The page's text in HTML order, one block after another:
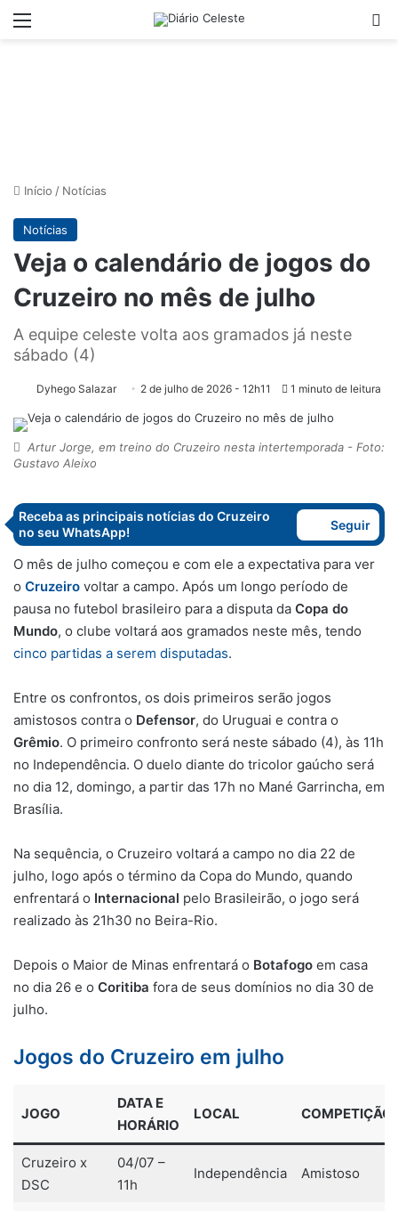
Menu
Início / Notícias
Notícias
Veja o calendário de jogos do
Cruzeiro no mês de julho
A equipe celeste volta aos gramados já neste
sábado (4)
Dyhego Salazar 2 de julho de 2026 - 12h11 1 minuto de leitura
Artur Jorge, em treino do Cruzeiro nesta intertemporada - Foto:
Gustavo Aleixo
Receba as principais notícias do Cruzeiro
no seu WhatsApp!
Seguir
O mês de julho começou e com ele a expectativa para ver
o Cruzeiro voltar a campo. Após um longo período de
pausa no futebol brasileiro para a disputa da Copa do
Mundo, o clube voltará aos gramados neste mês, tendo
cinco partidas a serem disputadas.
Entre os confrontos, os dois primeiros serão jogos
amistosos contra o Defensor, do Uruguai e contra o
Grêmio. O primeiro confronto será neste sábado (4), às 11h
no Independência. O duelo diante do tricolor gaúcho será
no dia 12, domingo, a partir das 17h no Mané Garrincha, em
Brasília.
Na sequência, o Cruzeiro voltará a campo no dia 22 de
julho, logo após o término da Copa do Mundo, quando
enfrentará o Internacional pelo Brasileirão, o jogo será
realizado às 21h30 no Beira-Rio.
Depois o Maior de Minas enfrentará o Botafogo em casa
no dia 26 e o Coritiba fora de seus domínios no dia 30 de
julho.
Jogos do Cruzeiro em julho
JOGO
DATA E
HORÁRIO
LOCAL COMPETIÇÃO
Cruzeiro x
DSC
04/07 –
11h
Independência Amistoso